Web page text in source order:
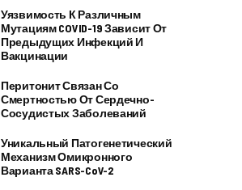
Уязвимость К Различным
Мутациям COVID-19 Зависит От
Предыдущих Инфекций И
Вакцинации
Перитонит Связан Со
Смертностью От Сердечно-
Сосудистых Заболеваний
Уникальный Патогенетический
Механизм Омикронного
Варианта SARS-CoV-2